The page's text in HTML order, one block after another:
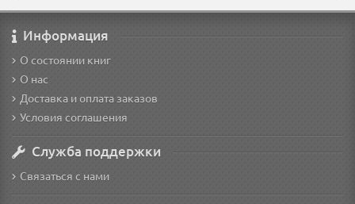
Информация
О состоянии книг
О нас
Доставка и оплата заказов
Условия соглашения
Служба поддержки
Связаться с нами